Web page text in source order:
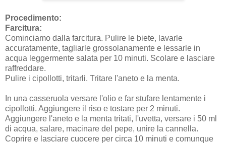
Procedimento:
Farcitura:
Cominciamo dalla farcitura. Pulire le biete, lavarle
accuratamente, tagliarle grossolanamente e lessarle in
acqua leggermente salata per 10 minuti. Scolare e lasciare
raffreddare.
Pulire i cipollotti, tritarli. Tritare l'aneto e la menta.
In una casseruola versare l'olio e far stufare lentamente i
cipollotti. Aggiungere il riso e tostare per 2 minuti.
Aggiungere l'aneto e la menta tritati, l'uvetta, versare i 50 ml
di acqua, salare, macinare del pepe, unire la cannella.
Coprire e lasciare cuocere per circa 10 minuti e comunque